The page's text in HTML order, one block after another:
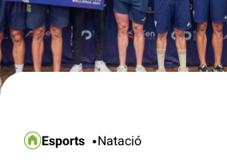
Esports Natació